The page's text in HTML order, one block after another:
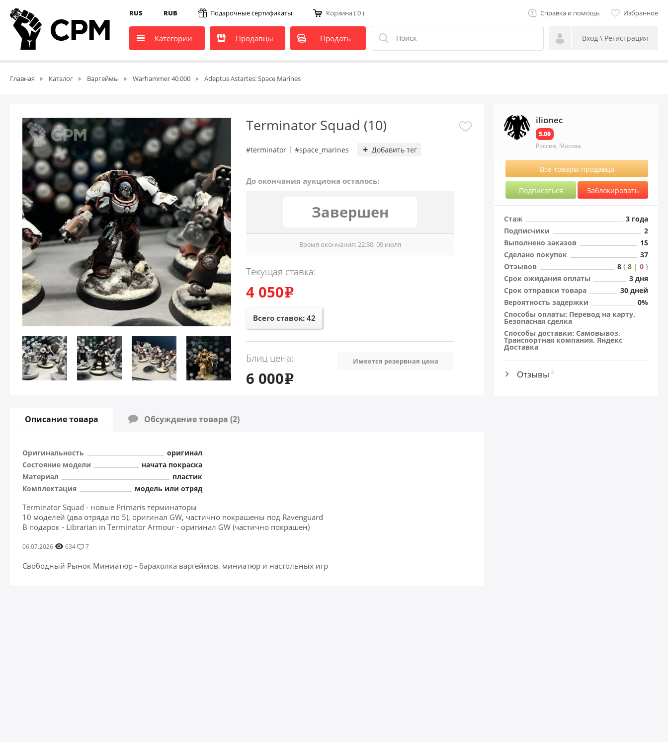
Справка и помощь Избранное
RUS RUB Подарочные сертификаты Корзина( 0 )
Категории Продавцы Продать Вход \ Регистрация
Главная Каталог Варгеймы Warhammer 40.000 Adeptus Astartes: Space Marines
ilionec
5.00
Россия, Москва
Все товары продавца
Подписаться Заблокировать
Стаж
3 года
2
Подписчики
15
Выполнено заказов
37
Сделано покупок
8 ( 8 | 0 )
Отзывов
Cрок ожидания оплаты
3 дня
Cрок отправки товара
30 дней
0%
Вероятность задержки
Способы оплаты: Перевод на карту,
Безопасная сделка
Способы доставки: Самовывоз,
Транспортная компания, Яндекс
Доставка
Отзывы 8
Terminator Squad (10)
#terminator #space_marines Добавить тег
До окончания аукциона осталось:
Завершен
Время окончания: 22:30, 09 июля
Текущая ставка:
4 050e
Всего ставок: 42
Блиц цена:
6 000e
Имеется резервная цена
Описание товара Обсуждение товара (2)
Оригинальность
оригинал
Состояние модели
начата покраска
Материал
пластик
Комплектация
модель или отряд
Terminator Squad - новые Primaris терминаторы
10 моделей (два отряда по 5), оригинал GW, частично покрашены под Ravenguard
В подарок - Librarian in Terminator Armour - оригинал GW (частично покрашен)
06.07.2026 634 7
Свободный Рынок Миниатюр - барахолка варгеймов, миниатюр и настольных игр